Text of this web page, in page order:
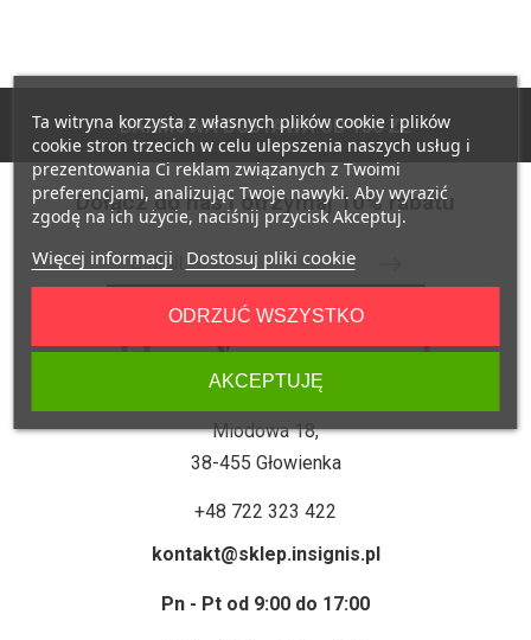
DARMOWA DOSTAWA OD 150 ZŁ
Dołącz do nas i otrzymaj 10% rabatu
Miodowa 18,
38-455 Głowienka
+48 722 323 422
kontakt@sklep.insignis.pl
Pn - Pt od 9:00 do 17:00
Ta witryna korzysta z własnych plików cookie i plików
cookie stron trzecich w celu ulepszenia naszych usług i
prezentowania Ci reklam związanych z Twoimi
preferencjami, analizując Twoje nawyki. Aby wyrazić
zgodę na ich użycie, naciśnij przycisk Akceptuj.
Więcej informacji Dostosuj pliki cookie
ODRZUĆ WSZYSTKO
AKCEPTUJĘ